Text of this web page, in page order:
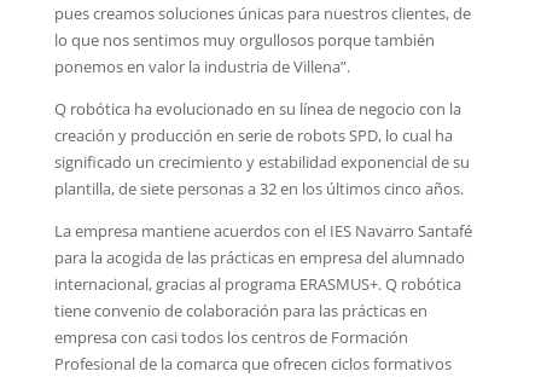
pues creamos soluciones únicas para nuestros clientes, de
lo que nos sentimos muy orgullosos porque también
ponemos en valor la industria de Villena”.
Q robótica ha evolucionado en su línea de negocio con la
creación y producción en serie de robots SPD, lo cual ha
significado un crecimiento y estabilidad exponencial de su
plantilla, de siete personas a 32 en los últimos cinco años.
La empresa mantiene acuerdos con el IES Navarro Santafé
para la acogida de las prácticas en empresa del alumnado
internacional, gracias al programa ERASMUS+. Q robótica
tiene convenio de colaboración para las prácticas en
empresa con casi todos los centros de Formación
Profesional de la comarca que ofrecen ciclos formativos